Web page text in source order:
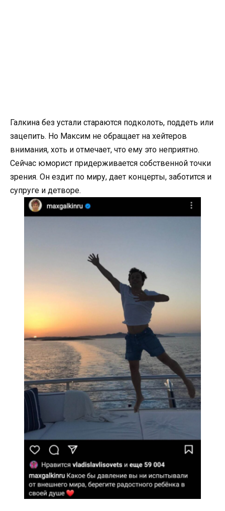
Галкина без устали стараются подколоть, поддеть или
зацепить. Но Максим не обращает на хейтеров
внимания, хоть и отмечает, что ему это неприятно.
Сейчас юморист придерживается собственной точки
зрения. Он ездит по миру, дает концерты, заботится и
супруге и детворе.